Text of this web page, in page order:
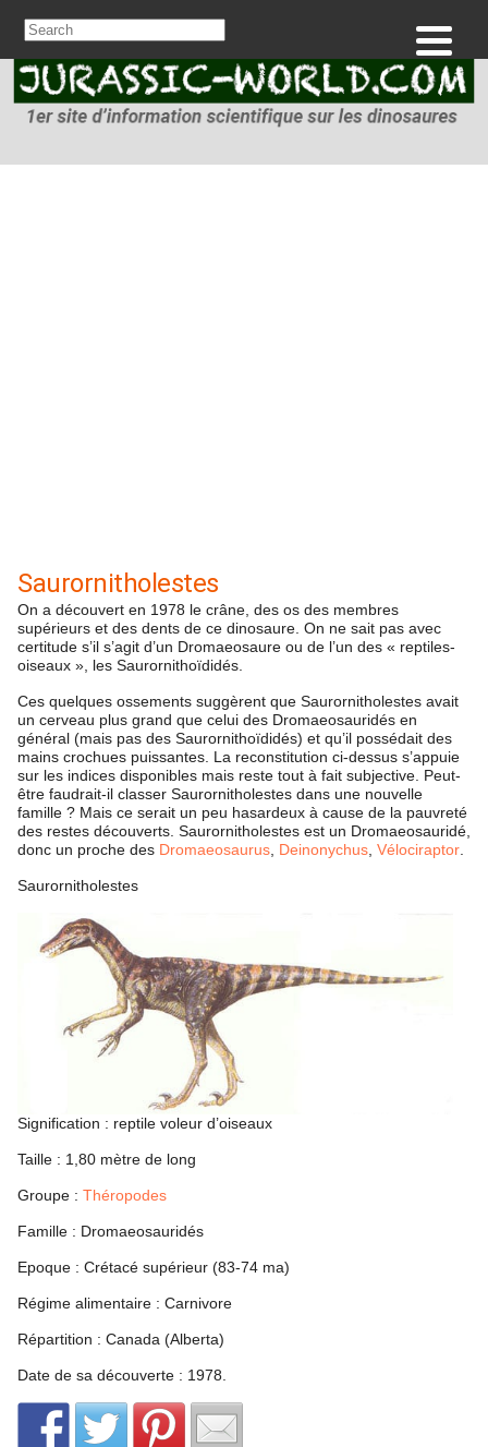
Saurornitholestes
On a découvert en 1978 le crâne, des os des membres
supérieurs et des dents de ce dinosaure. On ne sait pas avec
certitude s’il s’agit d’un Dromaeosaure ou de l’un des « reptiles-
oiseaux », les Saurornithoïdidés.
Ces quelques ossements suggèrent que Saurornitholestes avait
un cerveau plus grand que celui des Dromaeosauridés en
général (mais pas des Saurornithoïdidés) et qu’il possédait des
mains crochues puissantes. La reconstitution ci-dessus s’appuie
sur les indices disponibles mais reste tout à fait subjective. Peut-
être faudrait-il classer Saurornitholestes dans une nouvelle
famille ? Mais ce serait un peu hasardeux à cause de la pauvreté
des restes découverts. Saurornitholestes est un Dromaeosauridé,
donc un proche des Dromaeosaurus Deinonychus Vélociraptor
Saurornitholestes
Signification : reptile voleur d’oiseaux
Taille : 1,80 mètre de long
Groupe : Théropodes
Famille : Dromaeosauridés
Epoque : Crétacé supérieur (83-74 ma)
Régime alimentaire : Carnivore
Répartition : Canada (Alberta)
Date de sa découverte : 1978.